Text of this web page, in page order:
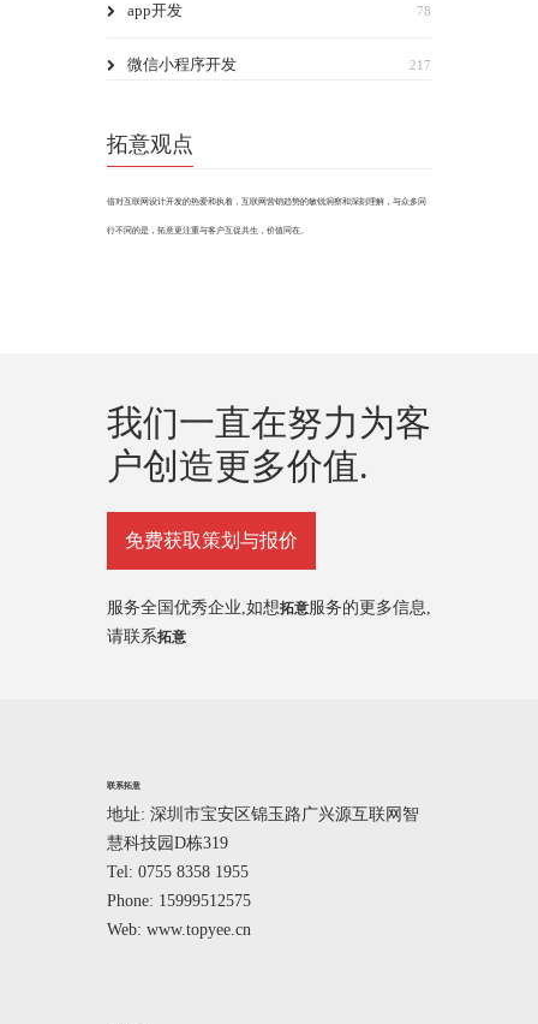
app开发 78
微信小程序开发 217
拓意观点
借对互联网设计开发的热爱和执着，互联网营销趋势的敏锐洞察和深刻理解，与众多同
行不同的是，拓意更注重与客户互促共生，价值同在。
我们一直在努力为客
户创造更多价值.
免费获取策划与报价
服务全国优秀企业,如想拓意服务的更多信息,
请联系拓意
联系拓意
地址: 深圳市宝安区锦玉路广兴源互联网智
慧科技园D栋319
Tel: 0755 8358 1955
Phone: 15999512575
Web: www.topyee.cn